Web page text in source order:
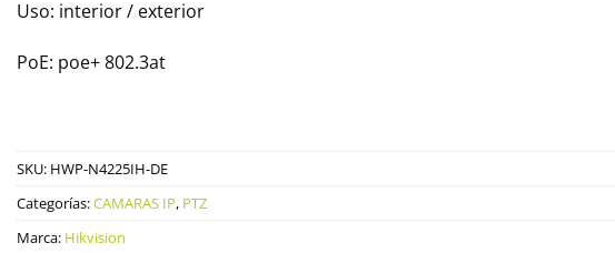
Uso: interior / exterior
PoE: poe+ 802.3at
SKU: HWP-N4225IH-DE
Categorías:CAMARAS IP, PTZ
Marca: Hikvision